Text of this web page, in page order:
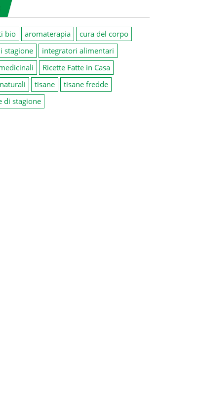
bio aromaterapia
cura del corpo
stagione
integratori alimentari
Ricette Fatte in Casa
tisane
tisane fredde
di stagione